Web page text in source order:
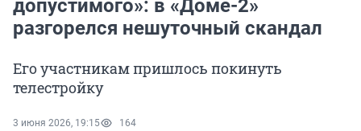
допустимого»: в «Доме-2»
разгорелся нешуточный скандал
Его участникам пришлось покинуть
телестройку
3 июня 2026, 19:15 164